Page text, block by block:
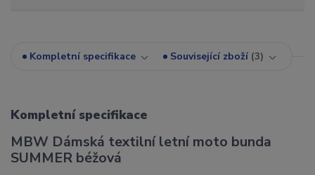
Kompletní specifikace Související zboží 3
Kompletní specifikace
MBW Dámská textilní letní moto bunda
SUMMER béžová